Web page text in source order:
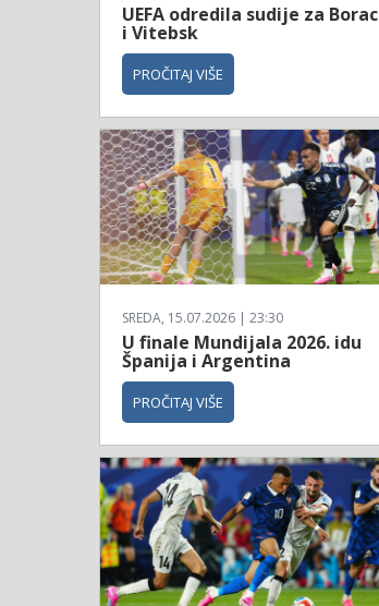
UEFA odredila sudije za Borac
i Vitebsk
PROČITAJ VIŠE
SREDA, 15.07.2026 | 23:30
U finale Mundijala 2026. idu
Španija i Argentina
PROČITAJ VIŠE